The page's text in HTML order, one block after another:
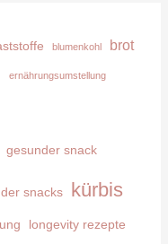
blumenkohl brot
ernährungsumstellung
gesunder snack
snacks kürbis
longevity rezepte